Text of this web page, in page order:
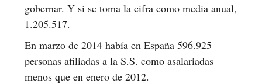
gobernar. Y si se toma la cifra como media anual,
1.205.517.
En marzo de 2014 había en España 596.925
personas afiliadas a la S.S. como asalariadas
menos que en enero de 2012.